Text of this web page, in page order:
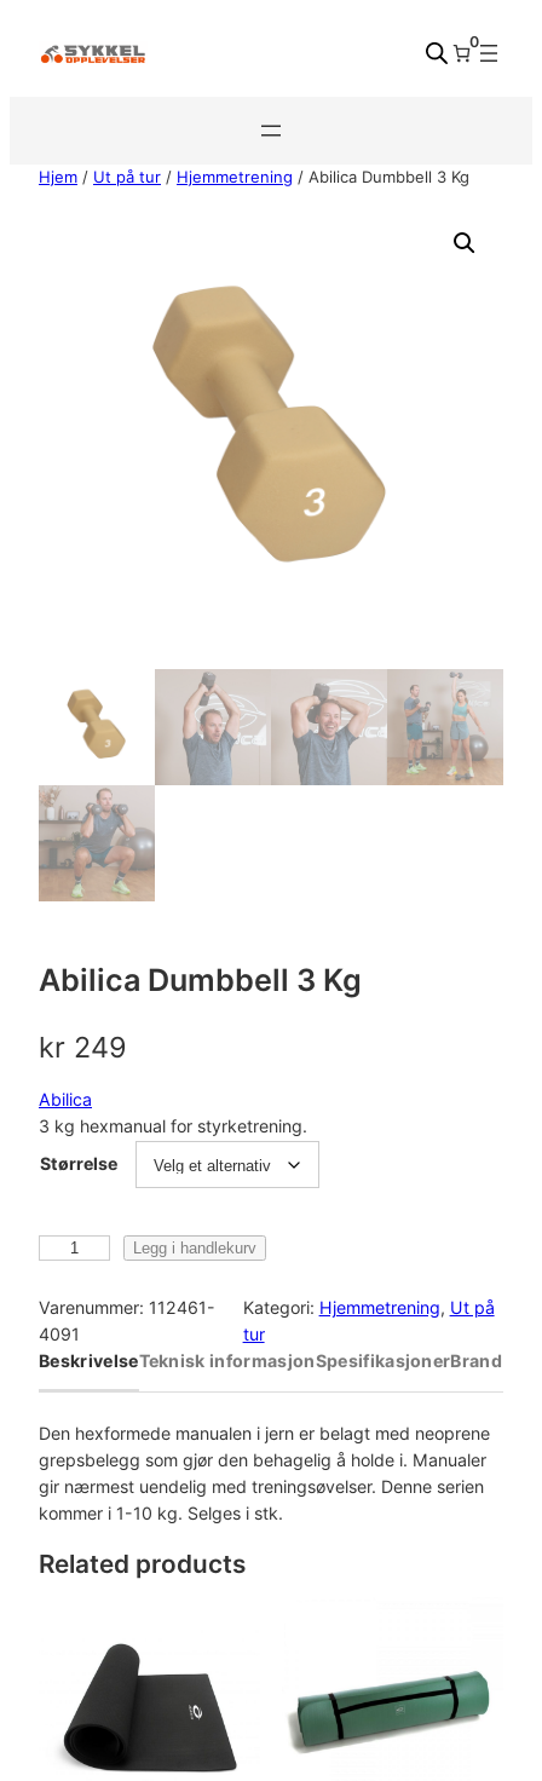
0
Hjem / Ut på tur / Hjemmetrening / Abilica Dumbbell 3 Kg
Abilica Dumbbell 3 Kg
kr 249
Abilica
3 kg hexmanual for styrketrening.
Størrelse
i
i
D
u
m
b
e
Legg i handlekurv
Varenummer: 112461-
4091
Kategori: Hjemmetrening, Ut på
tur
BeskrivelseTeknisk informasjonSpesifikasjonerBrand
Den hexformede manualen i jern er belagt med neoprene
grepsbelegg som gjør den behagelig å holde i. Manualer
gir nærmest uendelig med treningsøvelser. Denne serien
kommer i 1-10 kg. Selges i stk.
Related products